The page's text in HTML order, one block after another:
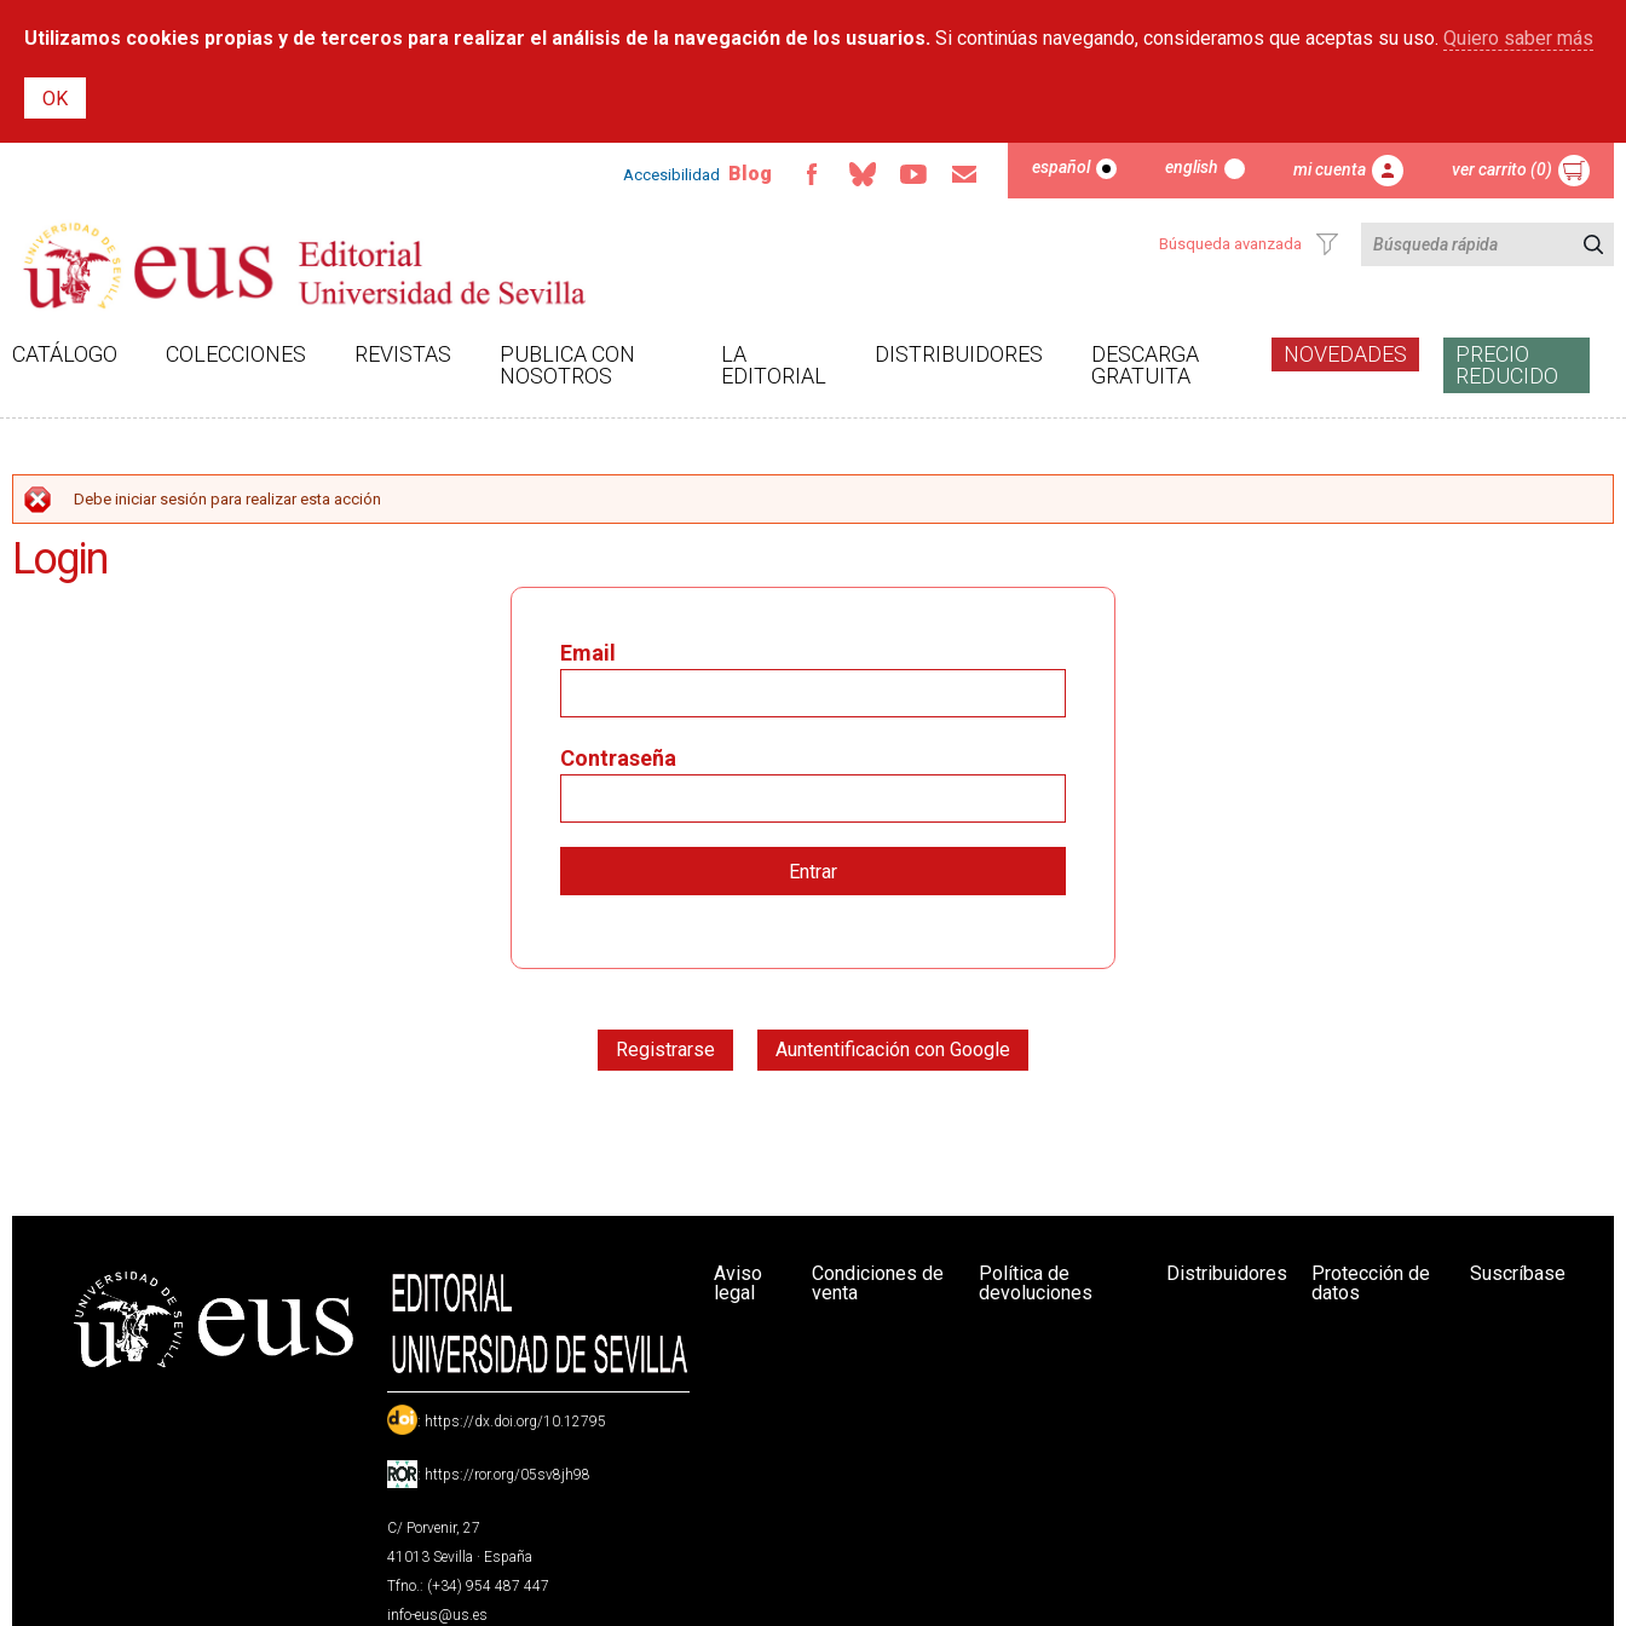
contenido
Utilizamos cookies propias y de terceros para realizar el análisis de la navegación de los usuarios. Si continúas navegando, consideramos que aceptas su uso. Quiero saber más
Accesibilidad Blog español english mi cuenta ver carrito (0)
Búsqueda avanzada
CATÁLOGO COLECCIONES REVISTAS
PUBLICA CON
NOSOTROS
LA
EDITORIAL
DISTRIBUIDORES
DESCARGA
GRATUITA
NOVEDADES
PRECIO
REDUCIDO
MENSAJE DE ERROR
Debe iniciar sesión para realizar esta acción
Login
Email
Contraseña
Registrarse Auntentificación con Google
: https://dx.doi.org/10.12795
: https://ror.org/05sv8jh98
C/ Porvenir, 27
41013 Sevilla · España
Tfno.: (+34) 954 487 447
info-eus@us.es
Aviso
legal
Condiciones de
venta
Política de
devoluciones
Distribuidores
Protección de
datos
Suscríbase